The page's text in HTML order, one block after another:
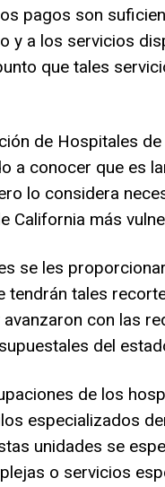
pagos son
y a los servicios
que tales
de Hospitales
a conocer que es
lo considera
California más
se les
tendrán tales
con las
del
de los
especializados
unidades se
o servicios